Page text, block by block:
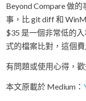
Beyond Compare 做
事，比 git diff 和
$35 是一個非常低的
式的檔案比對，這個
有問題或使用心得，
本文原載於 Medium：